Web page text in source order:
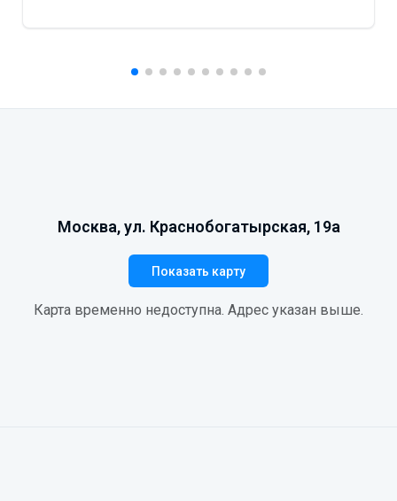
Москва, ул. Краснобогатырская, 19а
Показать карту
Карта временно недоступна. Адрес указан выше.